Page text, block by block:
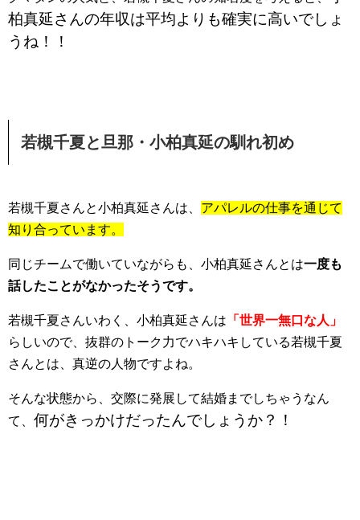
柏真延さんの年収は平均よりも確実に高いでしょ
うね！！
若槻千夏と旦那・小柏真延の馴れ初め
若槻千夏さんと小柏真延さんは、 アパレルの仕事を通じて
知り合っています。
同じチームで働いていながらも、小柏真延さんとは一度も
話したことがなかったそうです。
若槻千夏さんいわく、小柏真延さんは 「世界一無口な人」
らしいので、抜群のトーク力でハキハキしている若槻千夏
さんとは、真逆の人物ですよね。
そんな状態から、交際に発展して結婚までしちゃうなん
て、 何がきっかけだったんでしょうか？！